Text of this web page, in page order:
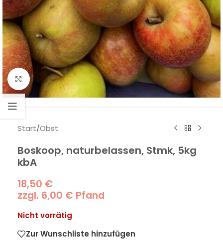
Klick zum Vergrößern
Start/Obst
Boskoop, naturbelassen, Stmk, 5kg
kbA
18,50 €
zzgl. 6,00 € Pfand
Nicht vorrätig
Zur Wunschliste hinzufügen